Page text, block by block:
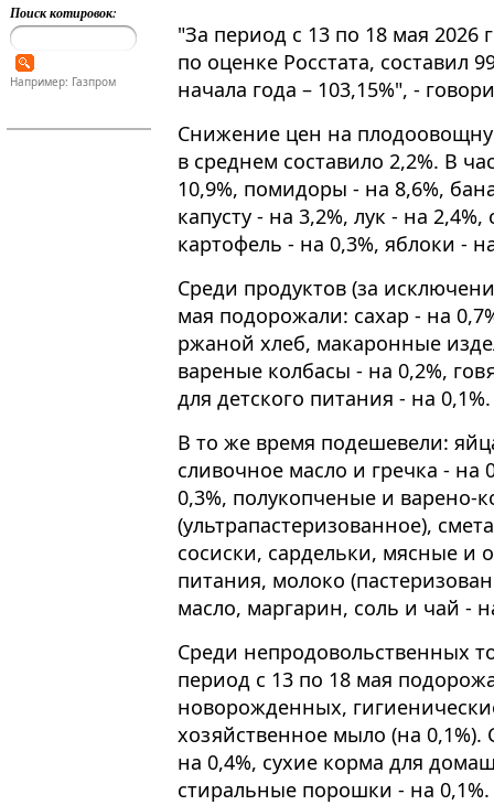
Поиск котировок:
Например: Газпром
"За период с 13 по 18 мая 2026
по оценке Росстата, составил
начала года – 103,15%", -
Снижение цен на
в среднем составило 2,2%. В
10,9%, помидоры - на 8,6%,
капусту - на 3,2%, лук - на
картофель - на 0,3%, яблоки -
Среди продуктов (за
мая подорожали: сахар - на
ржаной хлеб, макаронные
вареные колбасы - на 0,2%,
для детского питания - на 0,1%.
В то же время подешевели:
сливочное масло и гречка -
0,3%, полукопченые и варено-
(ультрапастеризованное),
сосиски, сардельки, мясные и
питания, молоко
масло, маргарин, соль и чай -
Среди непродовольственных
период с 13 по 18 мая
новорожденных,
хозяйственное мыло (на
на 0,4%, сухие корма для
стиральные порошки - на 0,1%.